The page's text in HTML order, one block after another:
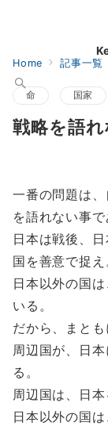
Home 記事一覧
命 国家
戦略を語れ
一番の問題は
を語れない事で
日本は戦後、
国を善意で捉え
日本以外の国
いる。
だから、まとも
周辺国が、日
る。
周辺国は、日本
日本以外の国